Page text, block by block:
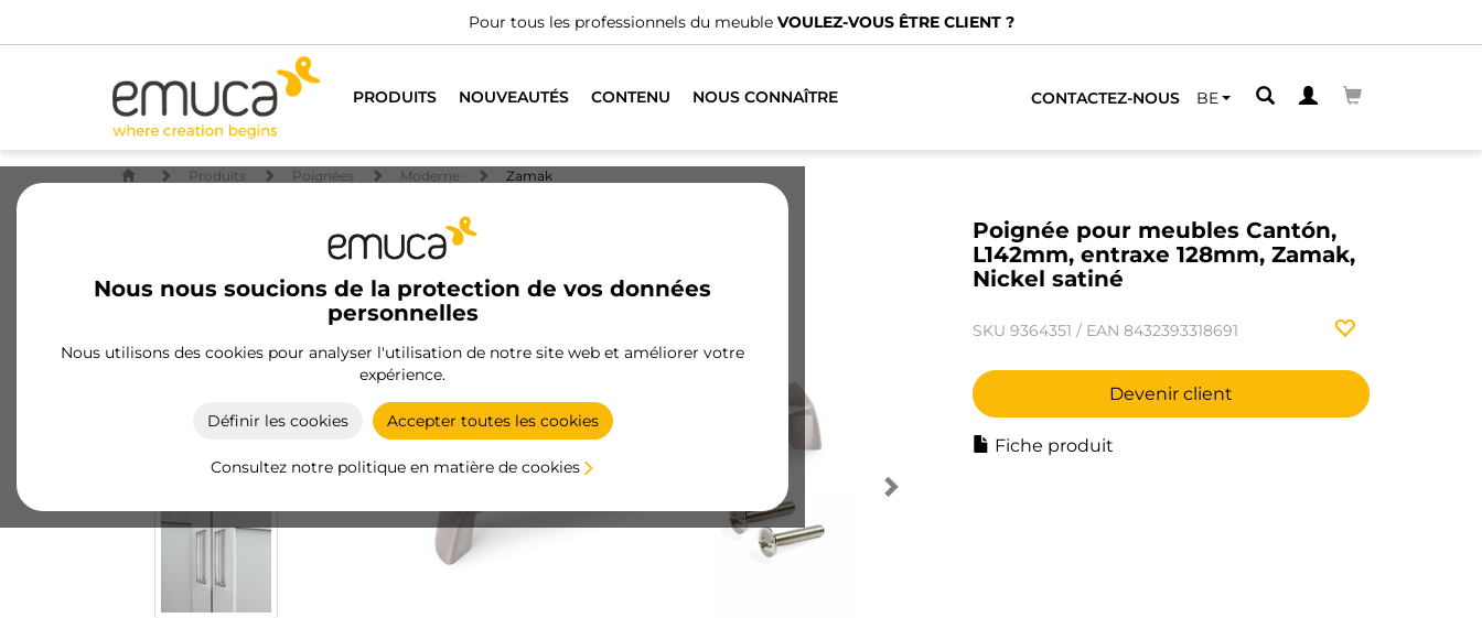
Pour tous les professionnels du meuble VOULEZ-VOUS ÊTRE CLIENT ?
PRODUITS NOUVEAUTÉS CONTENU NOUS CONNAÎTRE CONTACTEZ-NOUS BE
Nous nous soucions de la protection de vos données
personnelles
Nous utilisons des cookies pour analyser l'utilisation de notre site web et améliorer votre
expérience.
Définir les cookies Accepter toutes les cookies
Consultez notre politique en matière de cookies
Produits Poignées Moderne Zamak
Poignée pour meubles Cantón,
L142mm, entraxe 128mm, Zamak,
Nickel satiné
SKU 9364351 / EAN 8432393318691
Devenir client
Fiche produit